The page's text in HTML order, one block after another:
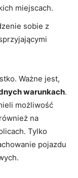
miejscach.
sobie z
Ważne jest,
warunkach.
‌możliwość
na
Tylko
pojazdu